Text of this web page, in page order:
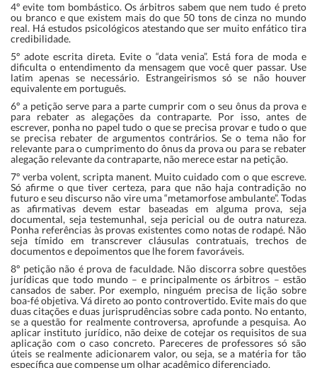
4º evite tom bombástico. Os árbitros sabem que nem tudo é preto
ou branco e que existem mais do que 50 tons de cinza no mundo
real. Há estudos psicológicos atestando que ser muito enfático tira
credibilidade.
5º adote escrita direta. Evite o “data venia”. Está fora de moda e
dificulta o entendimento da mensagem que você quer passar. Use
latim apenas se necessário. Estrangeirismos só se não houver
equivalente em português.
6º a petição serve para a parte cumprir com o seu ônus da prova e
para rebater as alegações da contraparte. Por isso, antes de
escrever, ponha no papel tudo o que se precisa provar e tudo o que
se precisa rebater de argumentos contrários. Se o tema não for
relevante para o cumprimento do ônus da prova ou para se rebater
alegação relevante da contraparte, não merece estar na petição.
7º verba volent, scripta manent. Muito cuidado com o que escreve.
Só afirme o que tiver certeza, para que não haja contradição no
futuro e seu discurso não vire uma “metamorfose ambulante”. Todas
as afirmativas devem estar baseadas em alguma prova, seja
documental, seja testemunhal, seja pericial ou de outra natureza.
Ponha referências às provas existentes como notas de rodapé. Não
seja tímido em transcrever cláusulas contratuais, trechos de
documentos e depoimentos que lhe forem favoráveis.
8º petição não é prova de faculdade. Não discorra sobre questões
jurídicas que todo mundo – e principalmente os árbitros – estão
cansados de saber. Por exemplo, ninguém precisa de lição sobre
boa-fé objetiva. Vá direto ao ponto controvertido. Evite mais do que
duas citações e duas jurisprudências sobre cada ponto. No entanto,
se a questão for realmente controversa, aprofunde a pesquisa. Ao
aplicar instituto jurídico, não deixe de cotejar os requisitos de sua
aplicação com o caso concreto. Pareceres de professores só são
úteis se realmente adicionarem valor, ou seja, se a matéria for tão
específica que compense um olhar acadêmico diferenciado.